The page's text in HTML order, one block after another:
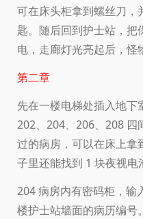
可在床头柜拿到螺丝刀，
匙。随后回到护士站，
电，走廊灯光亮起后，怪
第二章
先在一楼电梯处插入地
202、204、206、208 四
过的病房，可以在床上拿
子里还能找到 1 块夜视电
204 病房内有密码柜，输
楼护士站墙面的病历编号